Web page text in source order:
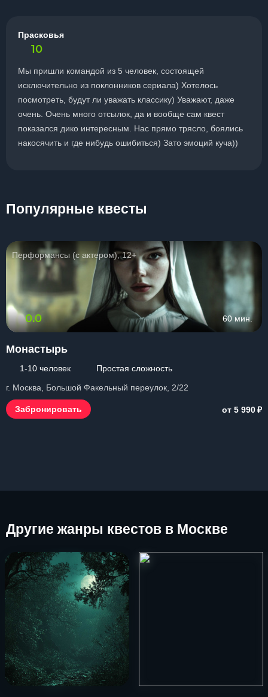
Прасковья
10
Мы пришли командой из 5 человек, состоящей
исключительно из поклонников сериала) Хотелось
посмотреть, будут ли уважать классику) Уважают, даже
очень. Очень много отсылок, да и вообще сам квест
показался дико интересным. Нас прямо трясло, боялись
накосячить и где нибудь ошибиться) Зато эмоций куча))
Популярные квесты
Перформансы (с актером), 12+
0.0 60 мин.
Монастырь
1-10 человек
Простая сложность
г. Москва, Большой Факельный переулок, 2/22
Забронировать от 5 990₽
Другие жанры квестов в Москве